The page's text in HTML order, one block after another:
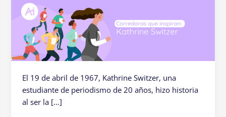
El 19 de abril de 1967, Kathrine Switzer, una
estudiante de periodismo de 20 años, hizo historia
al ser la […]